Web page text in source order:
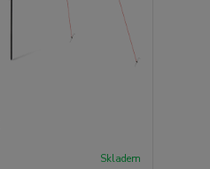
Skladem